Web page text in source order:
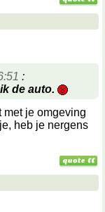
:
de auto.
met je omgeving
heb je nergens